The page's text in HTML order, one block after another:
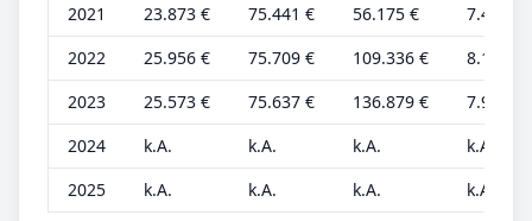
2021
23.873 € 75.441 € 56.175 €
7.460 €
2022
25.956 € 75.709 € 109.336 €
8.111 €
2023
25.573 € 75.637 € 136.879 €
7.992 €
2024
k.A. k.A. k.A.
k.A.
2025
k.A. k.A. k.A. k.A.